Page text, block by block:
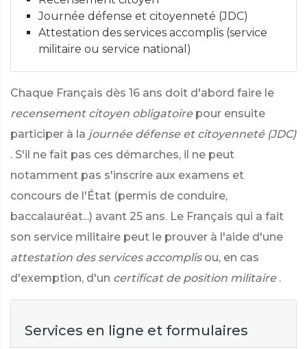
Journée défense et citoyenneté (JDC)
Attestation des services accomplis (service
militaire ou service national)
Chaque Français dès 16 ans doit d'abord faire le
recensement citoyen obligatoire pour ensuite
participer à la journée défense et citoyenneté (JDC)
. S'il ne fait pas ces démarches, il ne peut
notamment pas s'inscrire aux examens et
concours de l'État (permis de conduire,
baccalauréat...) avant 25 ans. Le Français qui a fait
son service militaire peut le prouver à l'aide d'une
attestation des services accomplis ou, en cas
d'exemption, d'un certificat de position militaire .
Services en ligne et formulaires